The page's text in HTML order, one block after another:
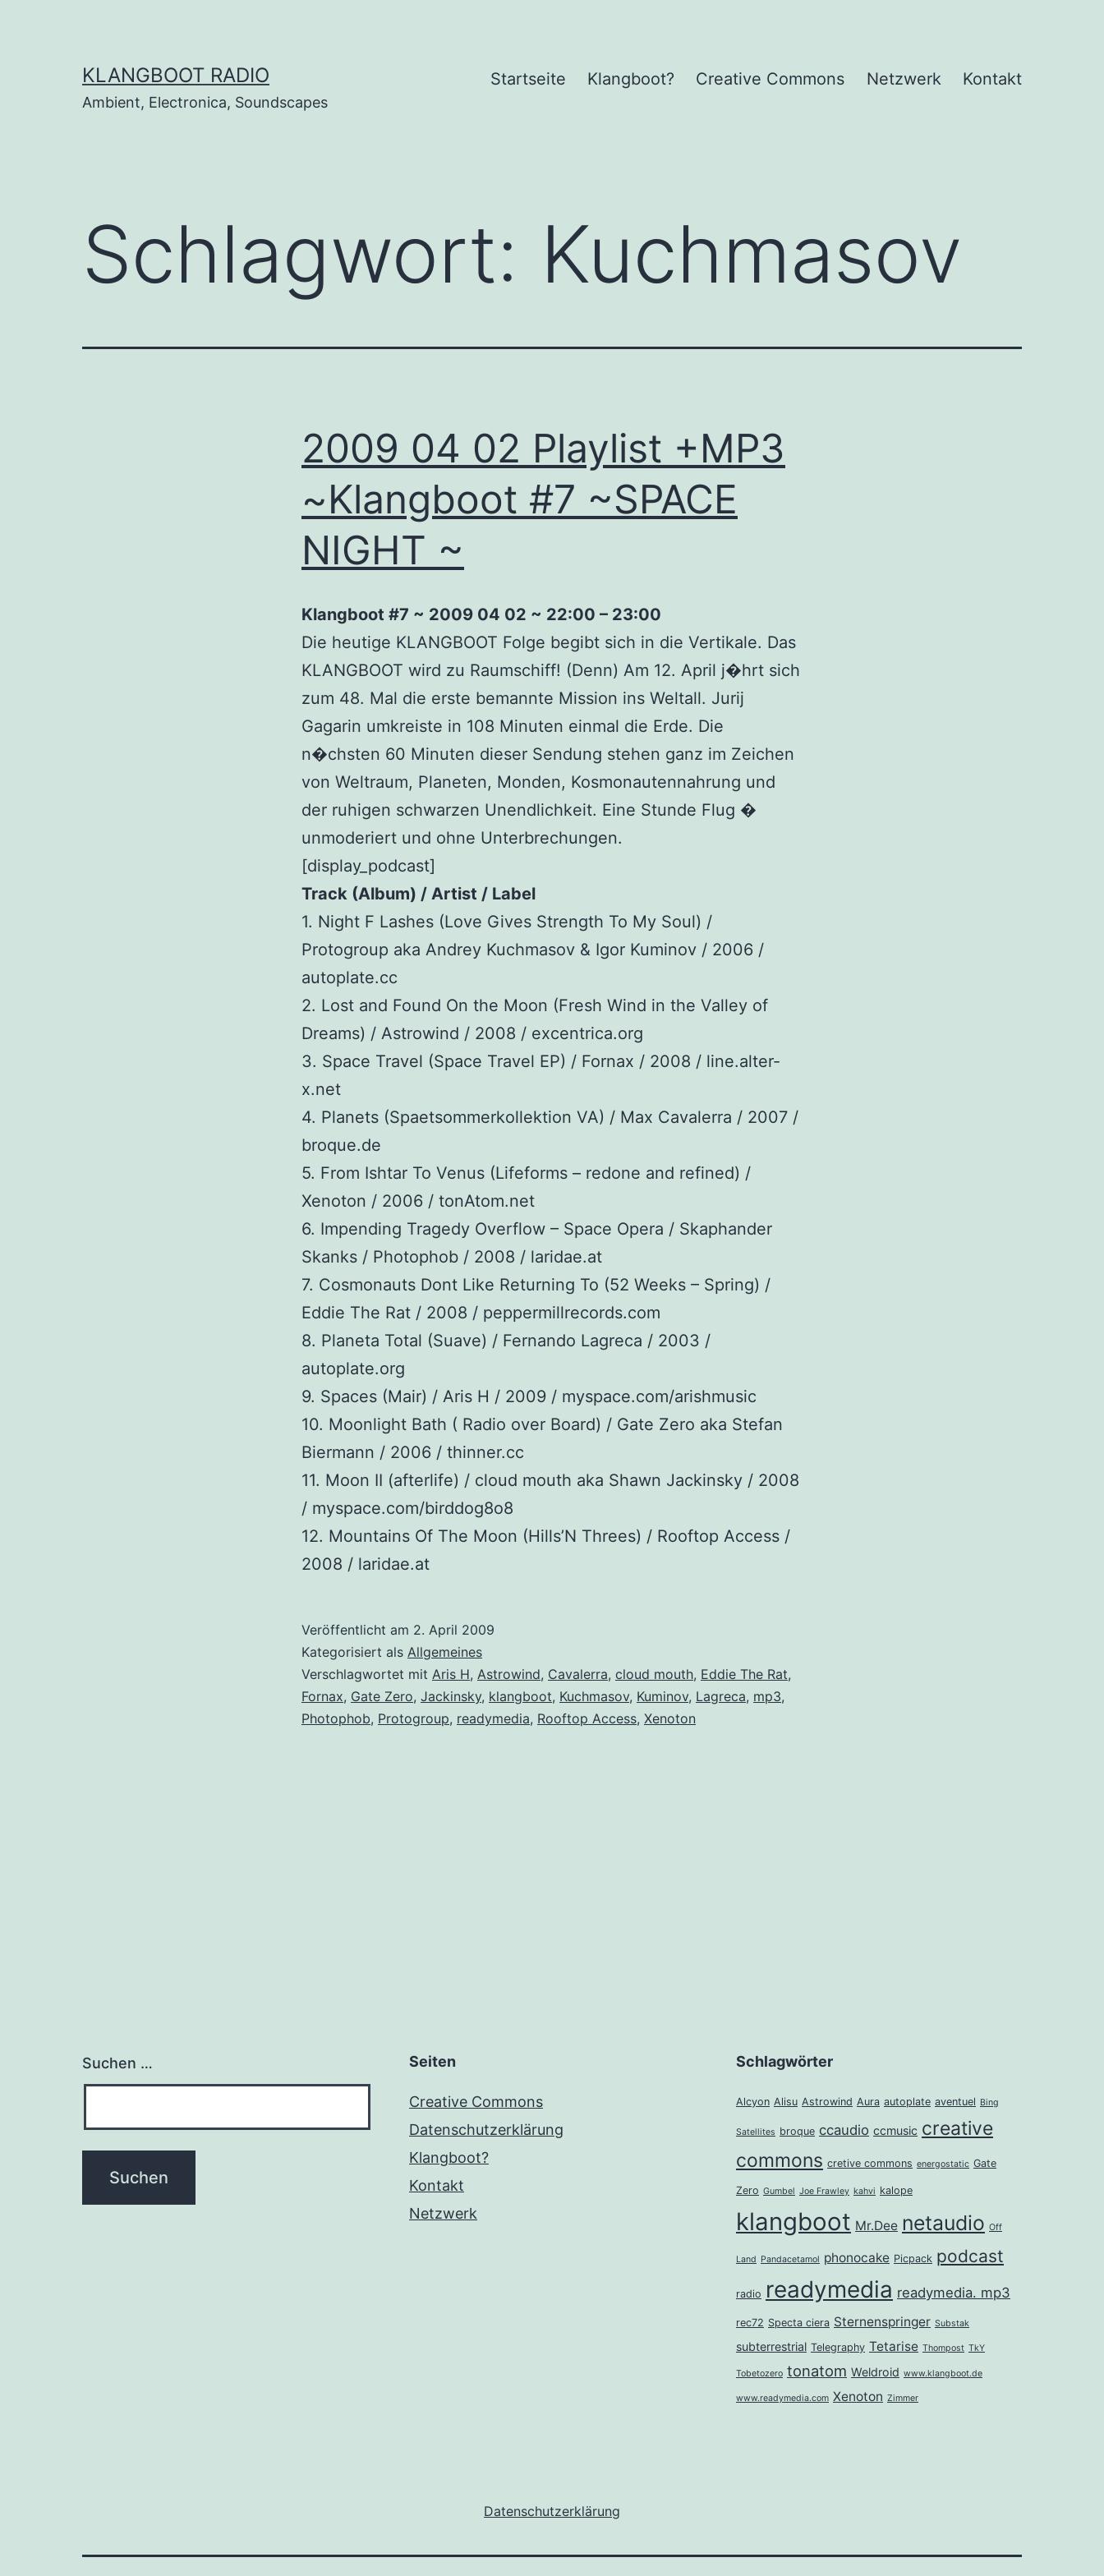
KLANGBOOT RADIO
Ambient, Electronica, Soundscapes
Startseite Klangboot? Creative Commons Netzwerk Kontakt
Schlagwort: Kuchmasov
2009 04 02 Playlist +MP3
~Klangboot #7 ~SPACE
NIGHT ~
Klangboot #7 ~ 2009 04 02 ~ 22:00 – 23:00
Die heutige KLANGBOOT Folge begibt sich in die Vertikale. Das
KLANGBOOT wird zu Raumschiff! (Denn) Am 12. April j�hrt sich
zum 48. Mal die erste bemannte Mission ins Weltall. Jurij
Gagarin umkreiste in 108 Minuten einmal die Erde. Die
n�chsten 60 Minuten dieser Sendung stehen ganz im Zeichen
von Weltraum, Planeten, Monden, Kosmonautennahrung und
der ruhigen schwarzen Unendlichkeit. Eine Stunde Flug �
unmoderiert und ohne Unterbrechungen.
[display_podcast]
Track (Album) / Artist / Label
1. Night F Lashes (Love Gives Strength To My Soul) /
Protogroup aka Andrey Kuchmasov & Igor Kuminov / 2006 /
autoplate.cc
2. Lost and Found On the Moon (Fresh Wind in the Valley of
Dreams) / Astrowind / 2008 / excentrica.org
3. Space Travel (Space Travel EP) / Fornax / 2008 / line.alter-
x.net
4. Planets (Spaetsommerkollektion VA) / Max Cavalerra / 2007 /
broque.de
5. From Ishtar To Venus (Lifeforms – redone and refined) /
Xenoton / 2006 / tonAtom.net
6. Impending Tragedy Overflow – Space Opera / Skaphander
Skanks / Photophob / 2008 / laridae.at
7. Cosmonauts Dont Like Returning To (52 Weeks – Spring) /
Eddie The Rat / 2008 / peppermillrecords.com
8. Planeta Total (Suave) / Fernando Lagreca / 2003 /
autoplate.org
9. Spaces (Mair) / Aris H / 2009 / myspace.com/arishmusic
10. Moonlight Bath ( Radio over Board) / Gate Zero aka Stefan
Biermann / 2006 / thinner.cc
11. Moon II (afterlife) / cloud mouth aka Shawn Jackinsky / 2008
/ myspace.com/birddog8o8
12. Mountains Of The Moon (Hills’N Threes) / Rooftop Access /
2008 / laridae.at
Veröffentlicht am 2. April 2009
Kategorisiert als Allgemeines
Verschlagwortet mit Aris H, Astrowind, Cavalerra, cloud mouth, Eddie The Rat,
Fornax, Gate Zero, Jackinsky, klangboot, Kuchmasov, Kuminov, Lagreca, mp3,
Photophob, Protogroup, readymedia, Rooftop Access, Xenoton
Suchen … Seiten
Creative Commons
Datenschutzerklärung
Klangboot?
Kontakt
Netzwerk
Schlagwörter
Alcyon Alisu Astrowind Aura autoplate aventuel Bing
Satellites broque ccaudio ccmusic creative
commons cretive commons energostatic Gate
Zero Gumbel Joe Frawley kahvi kalope
klangboot Mr.Dee netaudio Off
Land Pandacetamol phonocake Picpack podcast
radio readymedia readymedia. mp3
rec72 Specta ciera Sternenspringer Substak
subterrestrial Telegraphy Tetarise Thompost TkY
Tobetozero tonatom Weldroid www.klangboot.de
www.readymedia.com Xenoton Zimmer
Datenschutzerklärung